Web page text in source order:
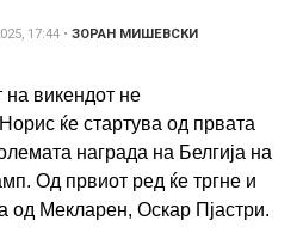
17:44 •ЗОРАН МИШЕВСКИ
на викендот не
ќе стартува од првата
награда на Белгија на
Од првиот ред ќе тргне и
од Мекларен, Оскар Пјастри.